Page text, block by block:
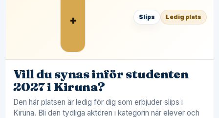
+ Slips Ledig plats
Vill du synas inför studenten
2027 i Kiruna?
Den här platsen är ledig för dig som erbjuder slips i
Kiruna. Bli den tydliga aktören i kategorin när elever och